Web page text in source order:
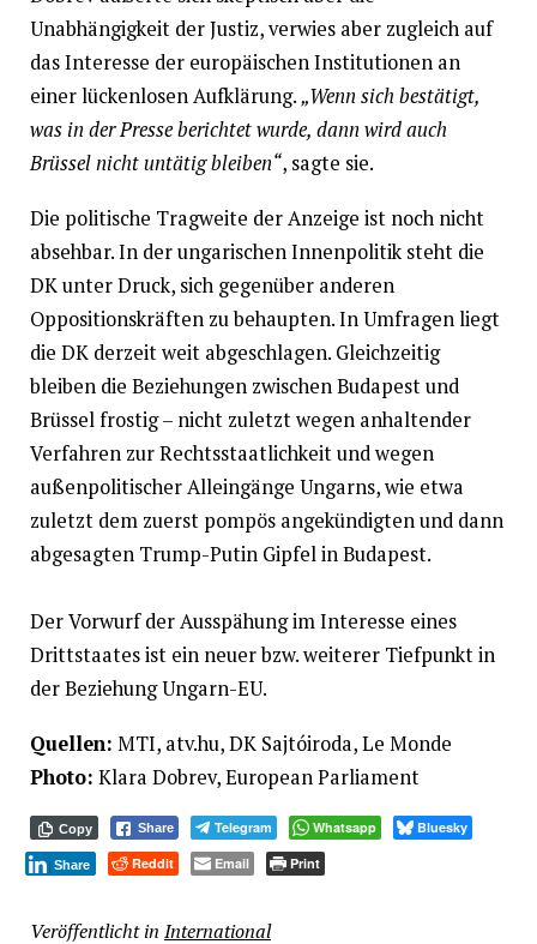
Unabhängigkeit der Justiz, verwies aber zugleich auf
das Interesse der europäischen Institutionen an
einer lückenlosen Aufklärung.„Wenn sich bestätigt,
was in der Presse berichtet wurde, dann wird auch
Brüssel nicht untätig bleiben“, sagte sie.
Die politische Tragweite der Anzeige ist noch nicht
absehbar. In der ungarischen Innenpolitik steht die
DK unter Druck, sich gegenüber anderen
Oppositionskräften zu behaupten. In Umfragen liegt
die DK derzeit weit abgeschlagen. Gleichzeitig
bleiben die Beziehungen zwischen Budapest und
Brüssel frostig – nicht zuletzt wegen anhaltender
Verfahren zur Rechtsstaatlichkeit und wegen
außenpolitischer Alleingänge Ungarns, wie etwa
zuletzt dem zuerst pompös angekündigten und dann
abgesagten Trump-Putin Gipfel in Budapest.
Der Vorwurf der Ausspähung im Interesse eines
Drittstaates ist ein neuer bzw. weiterer Tiefpunkt in
der Beziehung Ungarn-EU.
Quellen: MTI, atv.hu, DK Sajtóiroda, Le Monde
Photo: Klara Dobrev, European Parliament
Copy Share Telegram Whatsapp Bluesky
Share Reddit Email Print
Veröffentlicht in International